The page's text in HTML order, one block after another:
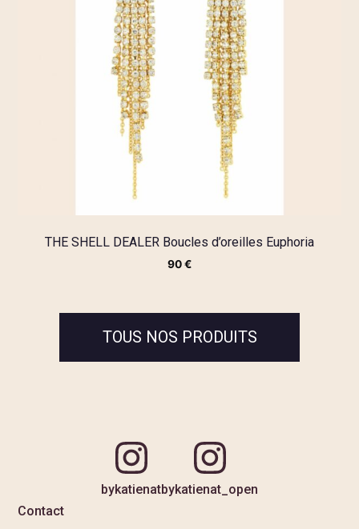
THE SHELL DEALER Boucles d’oreilles Euphoria
90€
TOUS NOS PRODUITS
bykatienatbykatienat_open
Contact